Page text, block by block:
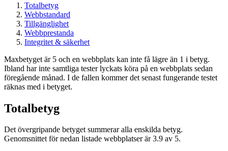
Totalbetyg
Webbstandard
Tillgänglighet
Webbprestanda
Integritet & säkerhet
Maxbetyget är 5 och en webbplats kan inte få lägre än 1 i betyg.
Ibland har inte samtliga tester lyckats köra på en webbplats sedan
föregående månad. I de fallen kommer det senast fungerande testet
räknas med i betyget.
Totalbetyg
Det övergripande betyget summerar alla enskilda betyg.
Genomsnittet för nedan listade webbplatser är 3.9 av 5.